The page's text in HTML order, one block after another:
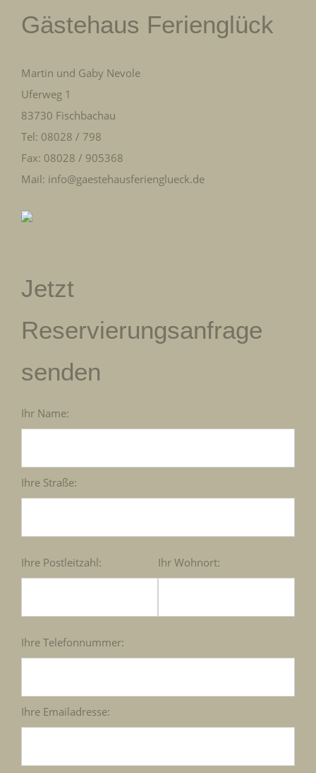
Gästehaus Ferienglück
Martin und Gaby Nevole
Uferweg 1
83730 Fischbachau
Tel: 08028 / 798
Fax: 08028 / 905368
Mail: info@gaestehausferienglueck.de
Jetzt
Reservierungsanfrage
senden
Ihr Name:
Ihre Straße:
Ihre Postleitzahl: Ihr Wohnort:
Ihre Telefonnummer:
Ihre Emailadresse: